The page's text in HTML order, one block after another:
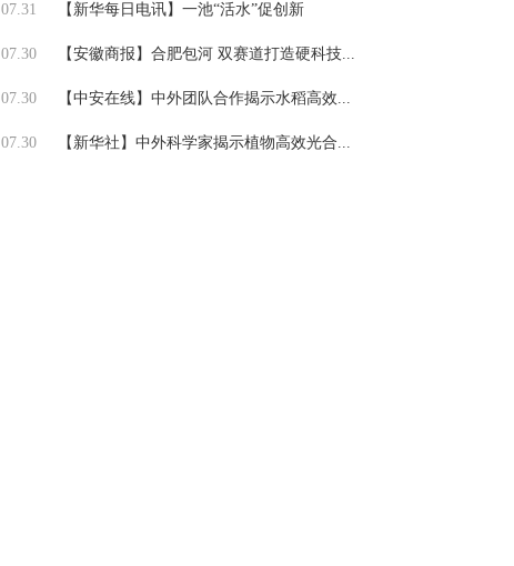
07.31 【新华每日电讯】一池“活水”促创新
07.30 【安徽商报】合肥包河 双赛道打造硬科技...
07.30 【中安在线】中外团队合作揭示水稻高效...
07.30 【新华社】中外科学家揭示植物高效光合...